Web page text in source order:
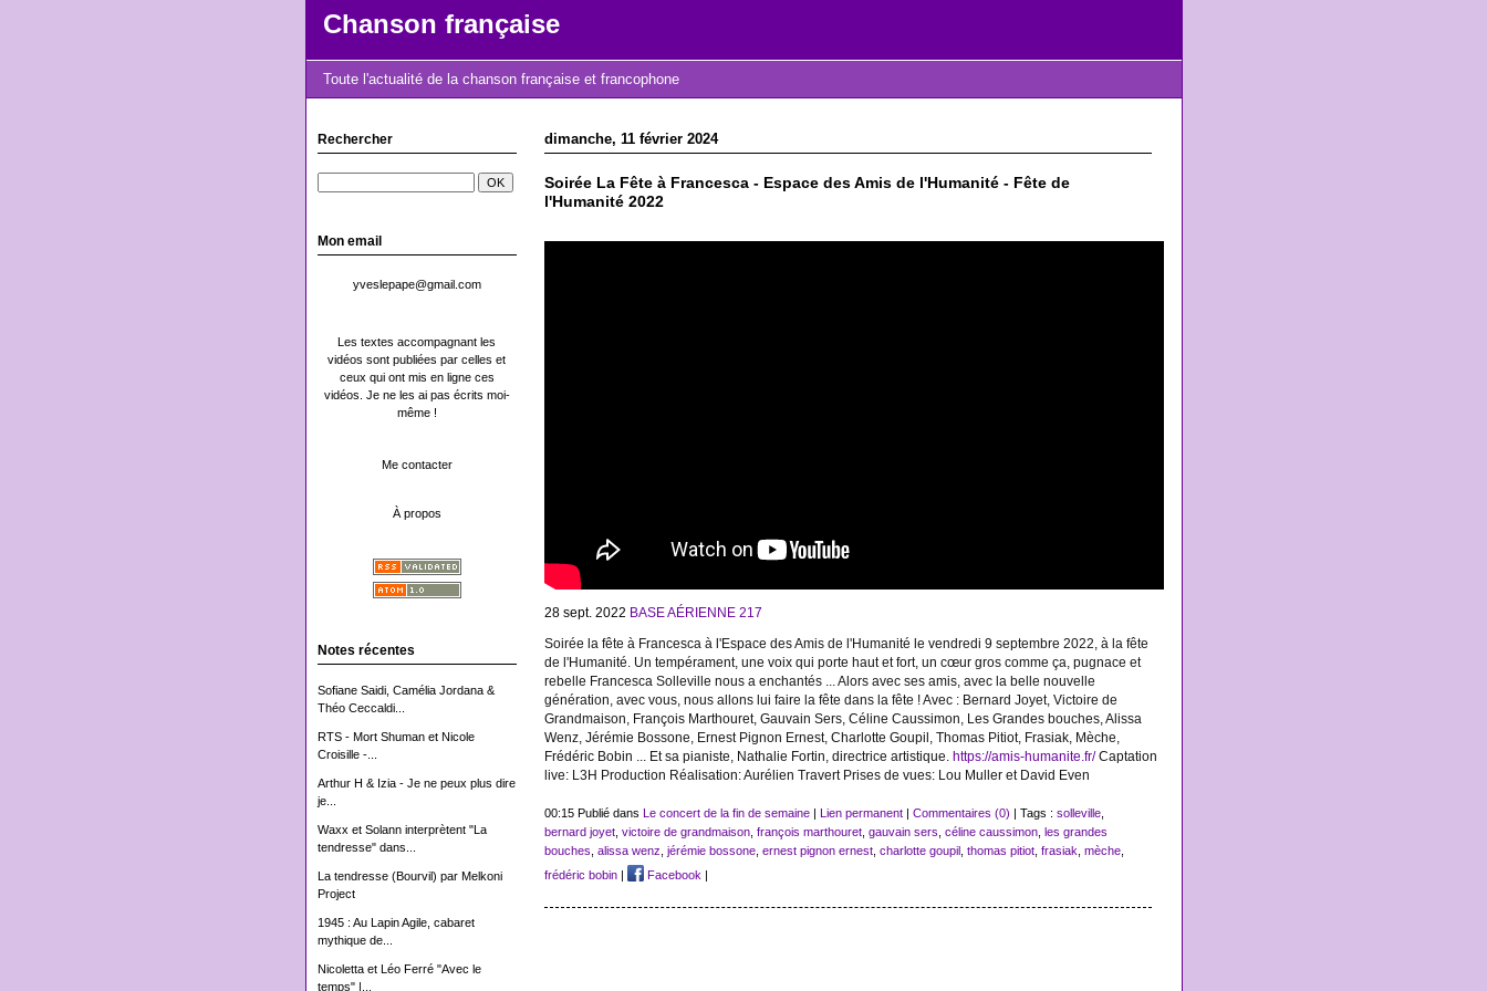
Chanson française
Toute l'actualité de la chanson française et francophone
Rechercher
Mon email
yveslepape@gmail.com
Les textes accompagnant les
vidéos sont publiées par celles et
ceux qui ont mis en ligne ces
vidéos. Je ne les ai pas écrits moi-
même !
Me contacter
À propos
Notes récentes
Sofiane Saidi, Camélia Jordana &
Théo Ceccaldi...
RTS - Mort Shuman et Nicole
Croisille -...
Arthur H & Izia - Je ne peux plus dire
je...
Waxx et Solann interprètent "La
tendresse" dans...
La tendresse (Bourvil) par Melkoni
Project
1945 : Au Lapin Agile, cabaret
mythique de...
Nicoletta et Léo Ferré "Avec le
temps" |...
dimanche, 11 février 2024
Soirée La Fête à Francesca - Espace des Amis de l'Humanité - Fête de
l'Humanité 2022
28 sept. 2022 BASE AÉRIENNE 217
Soirée la fête à Francesca à l'Espace des Amis de l'Humanité le vendredi 9 septembre 2022, à la fête
de l'Humanité. Un tempérament, une voix qui porte haut et fort, un cœur gros comme ça, pugnace et
rebelle Francesca Solleville nous a enchantés ... Alors avec ses amis, avec la belle nouvelle
génération, avec vous, nous allons lui faire la fête dans la fête ! Avec : Bernard Joyet, Victoire de
Grandmaison, François Marthouret, Gauvain Sers, Céline Caussimon, Les Grandes bouches, Alissa
Wenz, Jérémie Bossone, Ernest Pignon Ernest, Charlotte Goupil, Thomas Pitiot, Frasiak, Mèche,
Frédéric Bobin ... Et sa pianiste, Nathalie Fortin, directrice artistique.
https://amis-humanite.fr/Captation
live: L3H Production Réalisation: Aurélien Travert Prises de vues: Lou Muller et David Even
00:15 Publié dans Le concert de la fin de semaine| Lien permanent| Commentaires (0) | Tags : solleville,
bernard joyet, victoire de grandmaison, françois marthouret, gauvain sers céline caussimon,
les grandes
bouches alissa wenz jérémie bossone, ernest pignon ernest, charlotte goupil thomas pitiot, frasiak mèche,
frédéric bobin| Facebook